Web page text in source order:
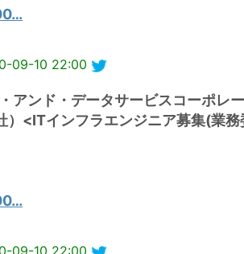
09-10 22:00
アンド・データサービスコーポレ
）<ITインフラエンジニア募集(業
09-10 22:00